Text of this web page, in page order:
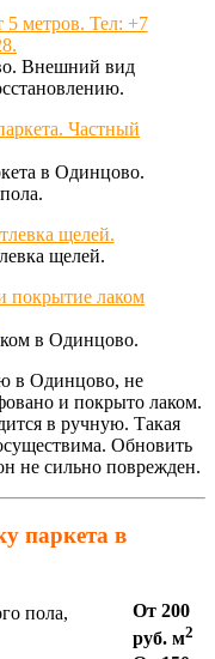
Внешний вид
в Одинцово.
щелей.
в Одинцово.
в Одинцово, не
и покрыто лаком.
в ручную. Такая
Обновить
не сильно поврежден.
паркета в
пола,
От 200
руб. м2